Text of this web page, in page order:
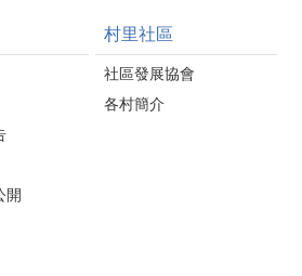
開
村里社區
社區發展協會
各村簡介